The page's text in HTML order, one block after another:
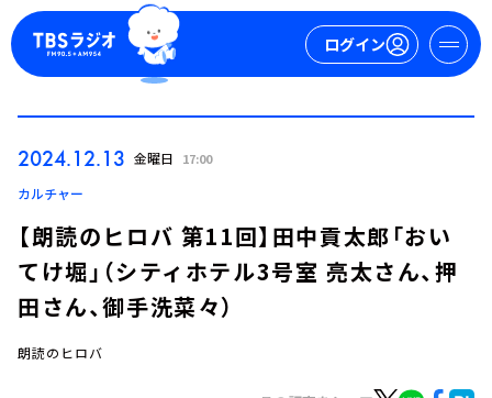
ログイン
2024.12.13 金曜日 17:00
カルチャー
【朗読のヒロバ 第11回】田中貢太郎「おい
てけ堀」（シティホテル3号室 亮太さん、押
田さん、御手洗菜々）
朗読のヒロバ